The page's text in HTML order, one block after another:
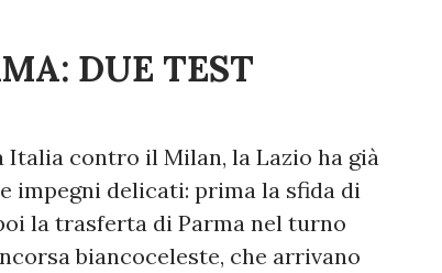
DUE TEST
contro il Milan, la Lazio ha già
impegni delicati: prima la sfida di
la trasferta di Parma nel turno
biancoceleste, che arrivano